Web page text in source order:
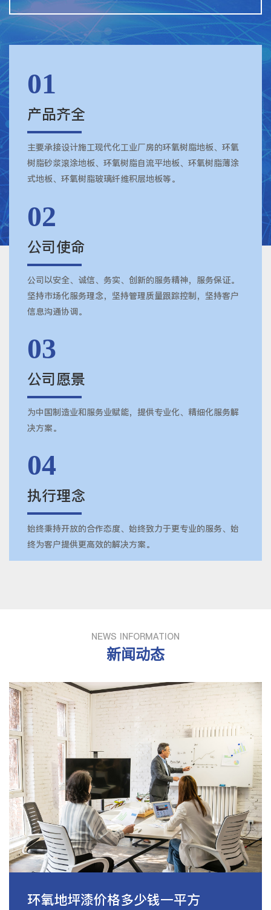
01
产品齐全
主要承接设计施工现代化工业厂房的环氧树脂地板、环氧
树脂砂浆滚涂地板、环氧树脂自流平地板、环氧树脂薄涂
式地板、环氧树脂玻璃纤维积层地板等。
02
公司使命
公司以安全、诚信、务实、创新的服务精神，服务保证。
坚持市场化服务理念，坚持管理质量跟踪控制，坚持客户
信息沟通协调。
03
公司愿景
为中国制造业和服务业赋能，提供专业化、精细化服务解
决方案。
04
执行理念
始终秉持开放的合作态度、始终致力于更专业的服务、始
终为客户提供更高效的解决方案。
NEWS INFORMATION
新闻动态
环氧地坪漆价格多少钱一平方